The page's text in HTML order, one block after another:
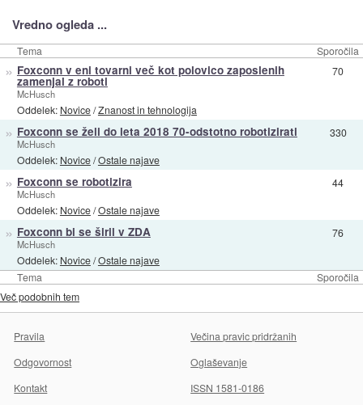
Vredno ogleda ...
Tema Sporočila
Tema Sporočila
» Foxconn v eni tovarni več kot polovico zaposlenih
zamenjal z roboti
McHusch
Oddelek: Novice/Znanost in tehnologija
70
» Foxconn se želi do leta 2018 70-odstotno robotizirati
McHusch
Oddelek: Novice/Ostale najave
330
» Foxconn se robotizira
McHusch
Oddelek: Novice/Ostale najave
44
» Foxconn bi se širil v ZDA
McHusch
Oddelek: Novice/Ostale najave
76
Več podobnih tem
Pravila
Večina pravic pridržanih
Odgovornost
Oglaševanje
Kontakt
ISSN 1581-0186